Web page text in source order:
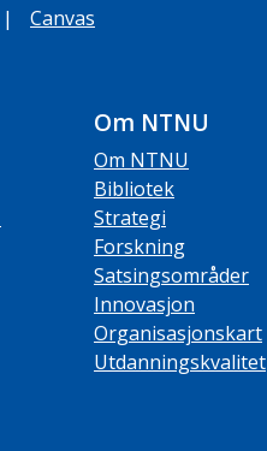
| Canvas
Om NTNU
Om NTNU
Bibliotek
Strategi
Forskning
Satsingsområder
Innovasjon
Organisasjonskart
Utdanningskvalitet